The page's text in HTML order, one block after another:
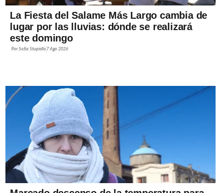
La Fiesta del Salame Más Largo cambia de
lugar por las lluvias: dónde se realizará
este domingo
PorSofía Stupiello 7 Ago 2026